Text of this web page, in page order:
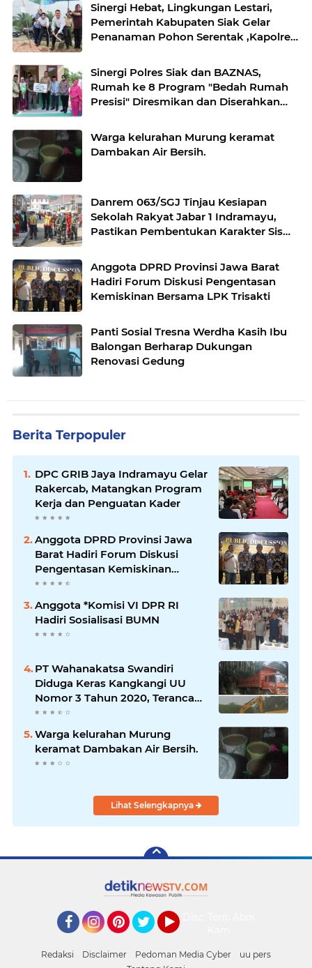
Sinergi Hebat, Lingkungan Lestari,
Pemerintah Kabupaten Siak Gelar
Penanaman Pohon Serentak ,Kapolres
Harapan".
Sinergi Polres Siak dan BAZNAS,
Rumah ke 8 Program "Bedah Rumah
Presisi" Diresmikan dan Diserahkan
Warga kelurahan Murung keramat
Dambakan Air Bersih.
Danrem 063/SGJ Tinjau Kesiapan
Sekolah Rakyat Jabar 1 Indramayu,
Pastikan Pembentukan Karakter Siswa
Anggota DPRD Provinsi Jawa Barat
Hadiri Forum Diskusi Pengentasan
Kemiskinan Bersama LPK Trisakti
Panti Sosial Tresna Werdha Kasih Ibu
Balongan Berharap Dukungan
Renovasi Gedung
Berita Terpopuler
DPC GRIB Jaya Indramayu Gelar
Rakercab, Matangkan Program
Kerja dan Penguatan Kader
Anggota DPRD Provinsi Jawa
Barat Hadiri Forum Diskusi
Pengentasan Kemiskinan
Bersama LPK Trisakti
Anggota *Komisi VI DPR RI
Hadiri Sosialisasi BUMN
PT Wahanakatsa Swandiri
Diduga Keras Kangkangi UU
Nomor 3 Tahun 2020, Terancam
Pidana Dan Denda
Warga kelurahan Murung
keramat Dambakan Air Bersih.
Lihat Selengkapnya
Redaksi Disclaimer Pedoman Media Cyber
uu pers